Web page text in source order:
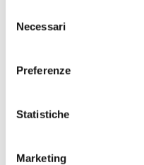
delNecessari
Preferenze
Statistiche
Marketing
★★★★★
Biasin e sono rimasto
imballato e conforme
dimostrato serio e